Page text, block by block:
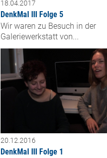
18.04.2017
DenkMal III Folge 5
Wir waren zu Besuch in der
Galeriewerkstatt von...
20.12.2016
DenkMal III Folge 1